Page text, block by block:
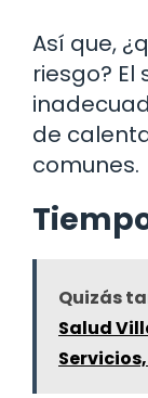
Así que,
riesgo? El
de
comunes.
Quizás
Salud